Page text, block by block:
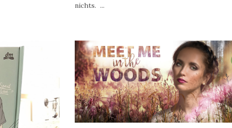
nichts. ...